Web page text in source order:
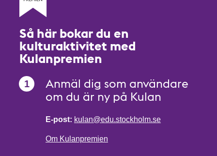
Så här bokar du en
kulturaktivitet med
Kulanpremien
Anmäl dig som användare
om du är ny på Kulan
E-post: kulan@edu.stockholm.se
Om Kulanpremien